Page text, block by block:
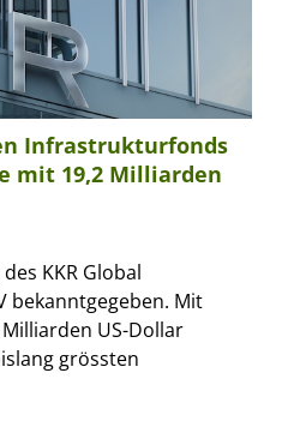
Infrastrukturfonds
mit 19,2 Milliarden
KKR Global
bekanntgegeben. Mit
US-Dollar
grössten